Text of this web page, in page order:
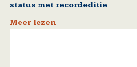
status met recordeditie
Meer lezen